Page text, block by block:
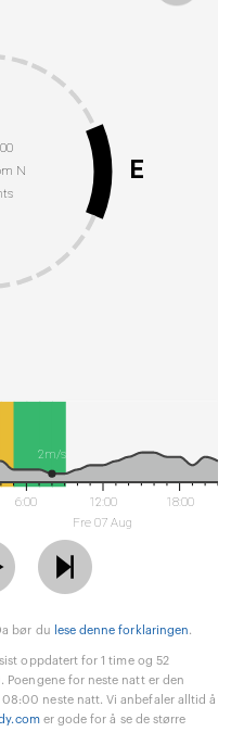
N
E
6:00
12:00
Fre 07 Aug
18:00
2m/s
bør du lese denne forklaringen.
oppdatert for 1 time og 52
for neste natt er den
neste natt. Vi anbefaler alltid å
er gode for å se de større